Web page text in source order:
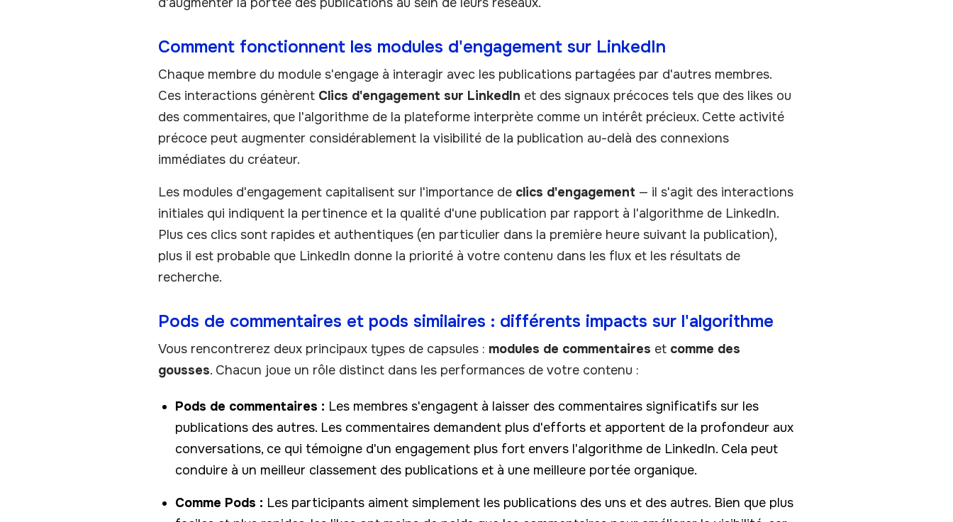
Comment fonctionnent les modules d'engagement sur LinkedIn
Chaque membre du module s'engage à interagir avec les publications partagées par d'autres membres.
Ces interactions génèrent Clics d'engagement sur LinkedIn et des signaux précoces tels que des likes ou
des commentaires, que l'algorithme de la plateforme interprète comme un intérêt précieux. Cette activité
précoce peut augmenter considérablement la visibilité de la publication au-delà des connexions
immédiates du créateur.
Les modules d'engagement capitalisent sur l'importance de clics d'engagement — il s'agit des interactions
initiales qui indiquent la pertinence et la qualité d'une publication par rapport à l'algorithme de LinkedIn.
Plus ces clics sont rapides et authentiques (en particulier dans la première heure suivant la publication),
plus il est probable que LinkedIn donne la priorité à votre contenu dans les flux et les résultats de
recherche.
Pods de commentaires et pods similaires : différents impacts sur l'algorithme
Vous rencontrerez deux principaux types de capsules : modules de commentaires et comme des
gousses. Chacun joue un rôle distinct dans les performances de votre contenu :
Pods de commentaires : Les membres s'engagent à laisser des commentaires significatifs sur les
publications des autres. Les commentaires demandent plus d'efforts et apportent de la profondeur aux
conversations, ce qui témoigne d'un engagement plus fort envers l'algorithme de LinkedIn. Cela peut
conduire à un meilleur classement des publications et à une meilleure portée organique.
Comme Pods : Les participants aiment simplement les publications des uns et des autres. Bien que plus